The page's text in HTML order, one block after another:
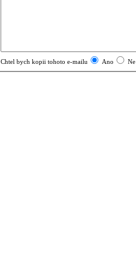
Chtel bych kopii tohoto e-mailu Ano Ne